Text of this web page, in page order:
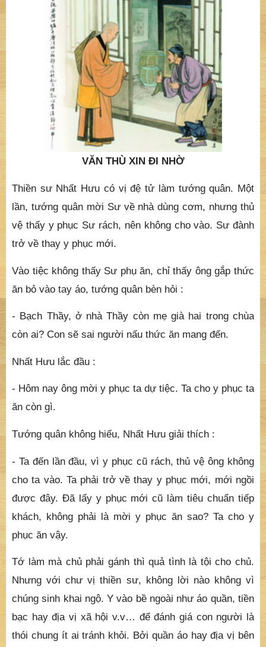
VĂN THÙ XIN ĐI NHỜ
Thiền sư Nhất Hưu có vị đệ tử làm tướng quân. Một
lần, tướng quân mời Sư về nhà dùng cơm, nhưng thủ
vệ thấy y phục Sư rách, nên không cho vào. Sư đành
trở về thay y phục mới.
Vào tiệc không thấy Sư phụ ăn, chỉ thấy ông gắp thức
ăn bỏ vào tay áo, tướng quân bèn hỏi :
- Bạch Thầy, ở nhà Thầy còn mẹ già hai trong chùa
còn ai? Con sẽ sai người nấu thức ăn mang đến.
Nhất Hưu lắc đầu :
- Hôm nay ông mời y phục ta dự tiệc. Ta cho y phục ta
ăn còn gì.
Tướng quân không hiểu, Nhất Hưu giải thích :
- Ta đến lần đầu, vì y phục cũ rách, thủ vệ ông không
cho ta vào. Ta phải trở về thay y phục mới, mới ngồi
được đây. Đã lấy y phục mới cũ làm tiêu chuẩn tiếp
khách, không phải là mời y phục ăn sao? Ta cho y
phục ăn vậy.
Tớ làm mà chủ phải gánh thì quả tình là tội cho chủ.
Nhưng với chư vị thiền sư, không lời nào không vì
chúng sinh khai ngộ. Y vào bề ngoài như áo quần, tiền
bạc hay địa vị xã hội v.v… để đánh giá con người là
thói chung ít ai tránh khỏi. Bởi quần áo hay địa vị bên